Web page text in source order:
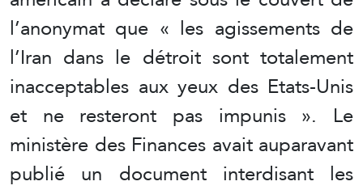
l’anonymat que « les agissements de
l’Iran dans le détroit sont totalement
inacceptables aux yeux des Etats-Unis
et ne resteront pas impunis ». Le
ministère des Finances avait auparavant
publié un document interdisant les